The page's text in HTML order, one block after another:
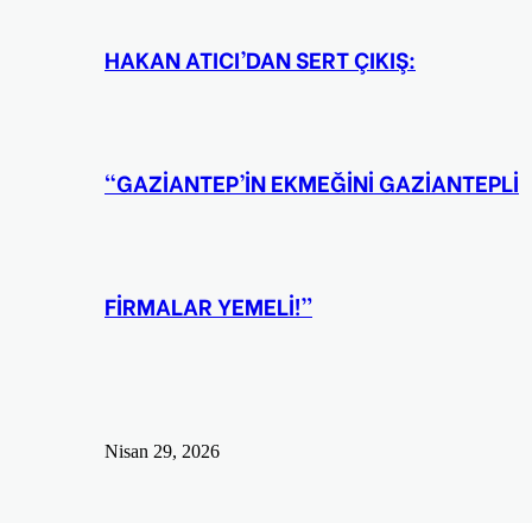
HAKAN ATICI’DAN SERT ÇIKIŞ:
“GAZİANTEP’İN EKMEĞİNİ GAZİANTEPLİ
FİRMALAR YEMELİ!”
Nisan 29, 2026